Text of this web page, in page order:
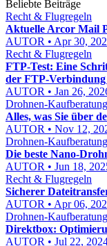
Beliebte Beiträge
Recht & Flugregeln
Aktuelle Arcor Mail
AUTOR • Apr 30,
Recht & Flugregeln
FTP-Test: Eine
der FTP-
AUTOR • Jan 26,
Drohnen-Kaufberatung
Alles, was Sie über
AUTOR • Nov 12,
Drohnen-Kaufberatung
Die beste Nano-
AUTOR • Jun 18,
Recht & Flugregeln
Sicherer
AUTOR • Apr 06,
Drohnen-Kaufberatung
Direktbox:
AUTOR • Jul 22,